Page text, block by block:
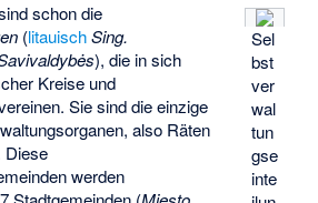
Sel
bst
ver
wal
tun
gse
inte
schon die
(litauisch Sing.
), die in sich
Kreise und
Sie sind die einzige
also Räten
Diese
werden